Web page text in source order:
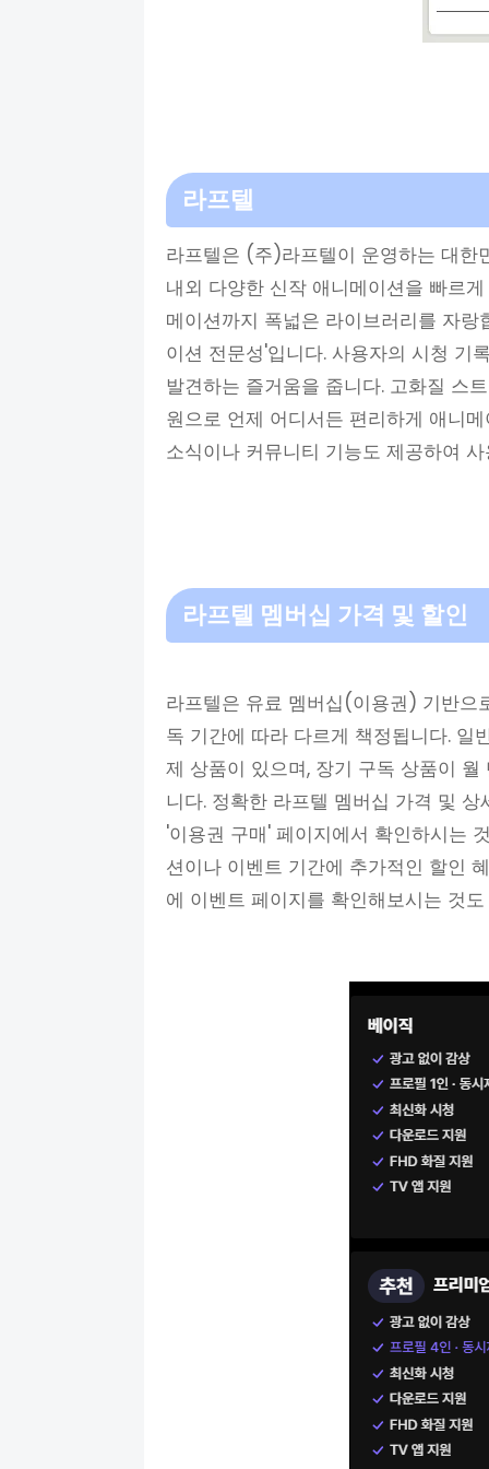
라프텔
라프텔은 (주)라프텔이 운영하는 대한
내외 다양한 신작 애니메이션을 빠르
메이션까지 폭넓은 라이브러리를 자
이션 전문성'입니다. 사용자의 시청 기
발견하는 즐거움을 줍니다. 고화질 스
원으로 언제 어디서든 편리하게 애니
소식이나 커뮤니티 기능도 제공하여
라프텔 멤버십 가격 및 할인
라프텔은 유료 멤버십(이용권) 기반으
독 기간에 따라 다르게 책정됩니다. 일
제 상품이 있으며, 장기 구독 상품이
니다. 정확한 라프텔 멤버십 가격 및
'이용권 구매' 페이지에서 확인하시는
션이나 이벤트 기간에 추가적인 할인
에 이벤트 페이지를 확인해보시는 것